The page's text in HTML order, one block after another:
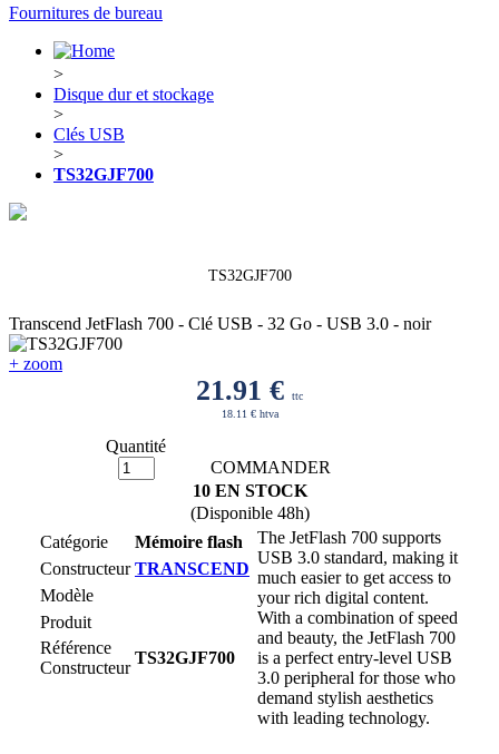
Fournitures de bureau
>
Disque dur et stockage
>
Clés USB
>
TS32GJF700
TS32GJF700
Transcend JetFlash 700 - Clé USB - 32 Go - USB 3.0 - noir
+ zoom
21.91 €
ttc
18.11 € htva
Quantité
COMMANDER
10 EN STOCK
(Disponible 48h)
Catégorie
Mémoire flash
Constructeur TRANSCEND
Modèle
Produit
Référence
Constructeur
TS32GJF700
The JetFlash 700 supports
USB 3.0 standard, making it
much easier to get access to
your rich digital content.
With a combination of speed
and beauty, the JetFlash 700
is a perfect entry-level USB
3.0 peripheral for those who
demand stylish aesthetics
with leading technology.